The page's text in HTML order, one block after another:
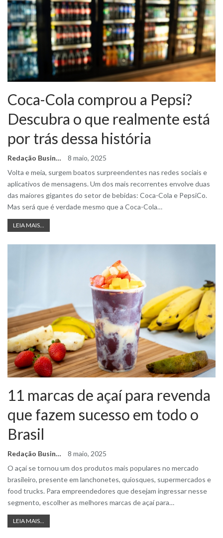
Coca-Cola comprou a Pepsi?
Descubra o que realmente está
por trás dessa história
Redação Business Ideas
8 maio, 2025
Volta e meia, surgem boatos surpreendentes nas redes sociais e
aplicativos de mensagens. Um dos mais recorrentes envolve duas
das maiores gigantes do setor de bebidas: Coca-Cola e PepsiCo.
Mas será que é verdade mesmo que a Coca-Cola…
LEIA MAIS...
11 marcas de açaí para revenda
que fazem sucesso em todo o
Brasil
Redação Business Ideas
8 maio, 2025
O açaí se tornou um dos produtos mais populares no mercado
brasileiro, presente em lanchonetes, quiosques, supermercados e
food trucks. Para empreendedores que desejam ingressar nesse
segmento, escolher as melhores marcas de açaí para…
LEIA MAIS...